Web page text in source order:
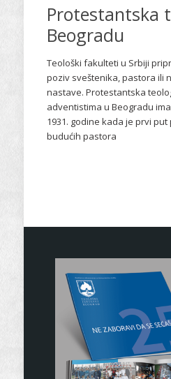
Protestantska
Beogradu
Teološki fakulteti u Srbiji
poziv sveštenika, pastora ili
nastave. Protestantska
adventistima u Beogradu
1931. godine kada je prvi
budućih pastora